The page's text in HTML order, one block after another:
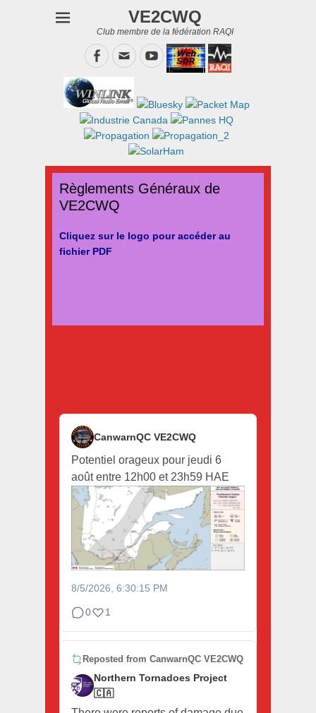
VE2CWQ
Club membre de la fédération RAQI
Facebook
EmailYouTube
Règlements Généraux de
VE2CWQ
Cliquez sur le logo pour accéder au
fichier PDF
CanwarnQC VE2CWQ
Potentiel orageux pour jeudi 6
août entre 12h00 et 23h59 HAE
8/5/2026, 6:30:15 PM
0 1
Reposted from CanwarnQC VE2CWQ
Northern Tornadoes Project
🇨🇦